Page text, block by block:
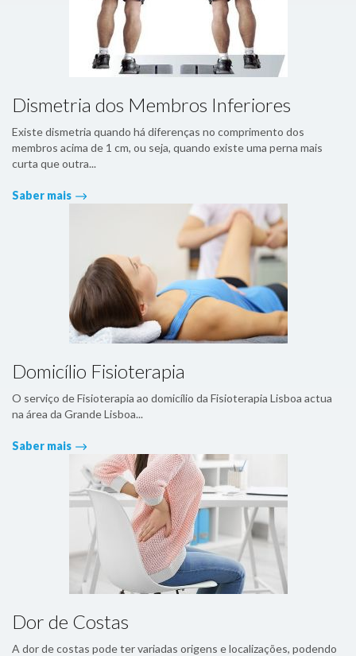
Dismetria dos Membros Inferiores
Existe dismetria quando há diferenças no comprimento dos
membros acima de 1 cm, ou seja, quando existe uma perna mais
curta que outra...
Saber mais
Domicílio Fisioterapia
O serviço de Fisioterapia ao domicílio da Fisioterapia Lisboa actua
na área da Grande Lisboa...
Saber mais
Dor de Costas
A dor de costas pode ter variadas origens e localizações, podendo